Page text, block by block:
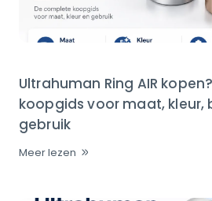
Ultrahuman Ring AIR
koopgids voor maat, kleur,
gebruik
Meer lezen